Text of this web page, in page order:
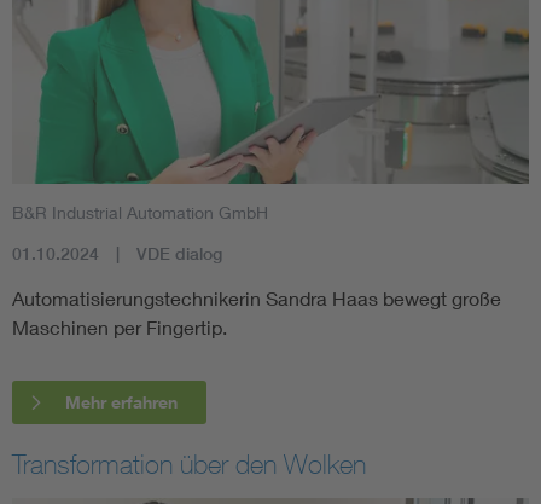
B&R Industrial Automation GmbH
01.10.2024 VDE dialog
Automatisierungstechnikerin Sandra Haas bewegt große
Maschinen per Fingertip.
Mehr erfahren
Transformation über den Wolken